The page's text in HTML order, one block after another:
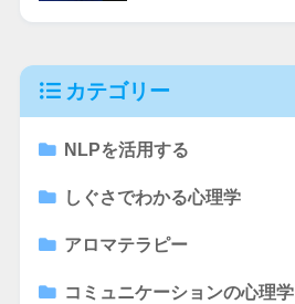
カテゴリー
NLPを活用する
しぐさでわかる心理学
アロマテラピー
コミュニケーションの心理学